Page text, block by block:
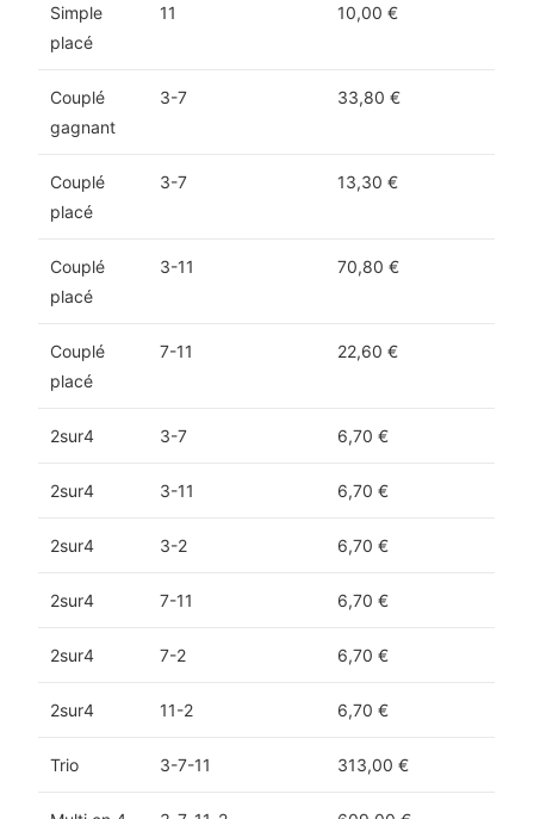
Simple
placé
11 10,00 €
Couplé
gagnant
3-7 33,80 €
Couplé
placé
3-7 13,30 €
Couplé
placé
3-11 70,80 €
Couplé
placé
7-11 22,60 €
2sur4 3-7 6,70 €
2sur4 3-11 6,70 €
2sur4 3-2 6,70 €
2sur4 7-11 6,70 €
2sur4 7-2 6,70 €
2sur4 11-2 6,70 €
Trio 3-7-11 313,00 €